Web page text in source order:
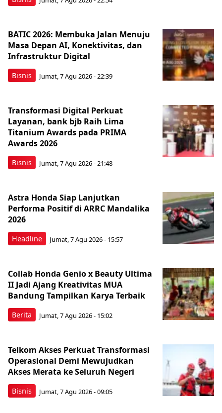
Bisnis
BATIC 2026: Membuka Jalan Menuju
Masa Depan AI, Konektivitas, dan
Infrastruktur Digital
Jumat, 7 Agu 2026 - 22:39
Bisnis
Transformasi Digital Perkuat
Layanan, bank bjb Raih Lima
Titanium Awards pada PRIMA
Awards 2026
Jumat, 7 Agu 2026 - 21:48
Headline
Astra Honda Siap Lanjutkan
Performa Positif di ARRC Mandalika
2026
Jumat, 7 Agu 2026 - 15:57
Berita
Collab Honda Genio x Beauty Ultima
II Jadi Ajang Kreativitas MUA
Bandung Tampilkan Karya Terbaik
Jumat, 7 Agu 2026 - 15:02
Bisnis
Telkom Akses Perkuat Transformasi
Operasional Demi Mewujudkan
Akses Merata ke Seluruh Negeri
Jumat, 7 Agu 2026 - 09:05